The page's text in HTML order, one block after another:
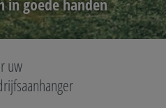
in goede handen
uw